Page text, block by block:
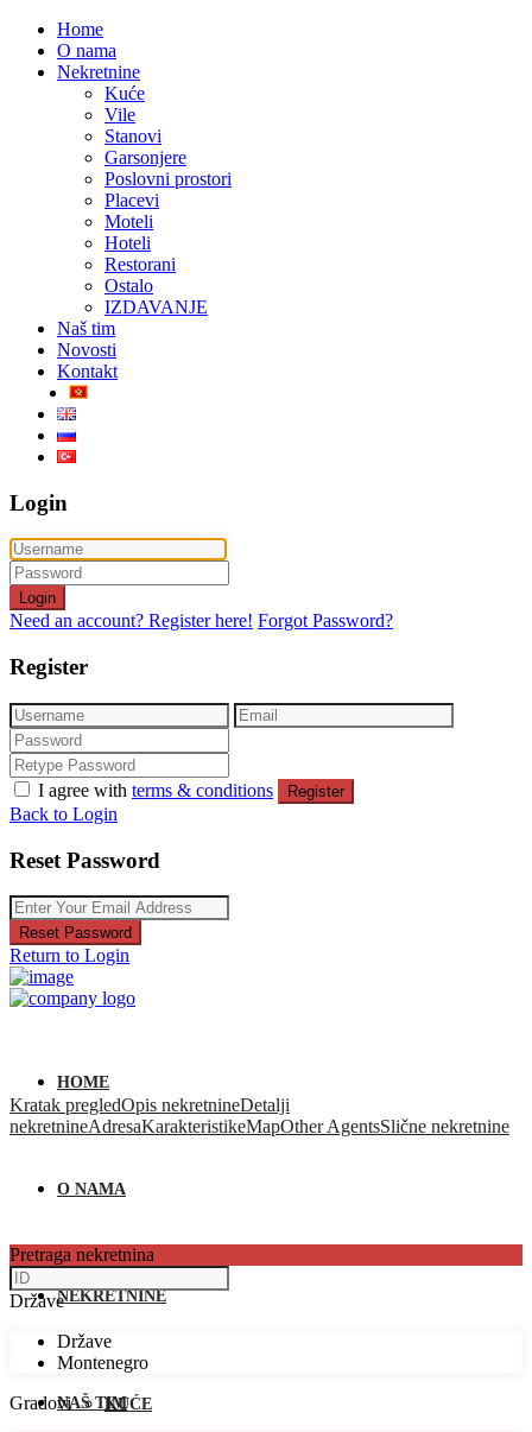
Home
O nama
Nekretnine
Kuće
Vile
Stanovi
Garsonjere
Poslovni prostori
Placevi
Moteli
Hoteli
Restorani
Ostalo
IZDAVANJE
Naš tim
Novosti
Kontakt
Login
Login
Need an account? Register here! Forgot Password?
Register
I agree with terms & conditions Register
Back to Login
Reset Password
Reset Password
Return to Login
HOME
O NAMA
NEKRETNINE
KUĆE
NAŠ TIM
Kratak pregledOpis nekretnineDetalji
nekretnineAdresaKarakteristikeMapOther AgentsSlične nekretnine
Pretraga nekretnina
Države
Države
Montenegro
Gradovi